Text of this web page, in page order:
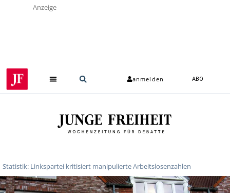
Anzeige
anmelden ABO
Statistik: Linkspartei kritisiert manipulierte Arbeitslosenzahlen